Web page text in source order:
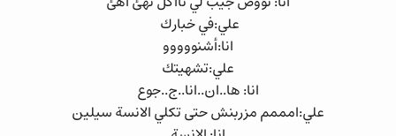
علي:في خبارك
انا:أشنووووو
علي:تشهيتك
انا: ها..ان..انا..ج..جوع
علي:امممم مزربنش حتى تكلي الانسة سيلين